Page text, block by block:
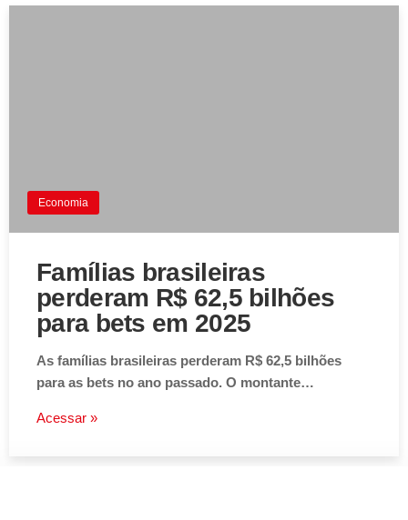
Economia
Famílias brasileiras
perderam R$ 62,5 bilhões
para bets em 2025
As famílias brasileiras perderam R$ 62,5 bilhões
para as bets no ano passado. O montante…
Acessar »